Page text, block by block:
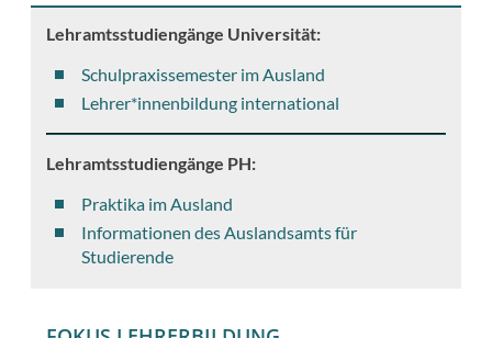
Lehramtsstudiengänge Universität:
Schulpraxissemester im Ausland
Lehrer*innenbildung international
Lehramtsstudiengänge PH:
Praktika im Ausland
Informationen des Auslandsamts für
Studierende